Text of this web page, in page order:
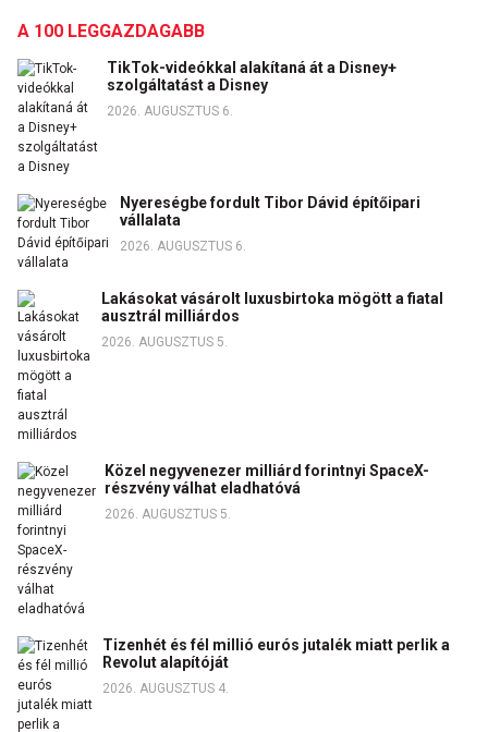
A 100 LEGGAZDAGABB
TikTok-videókkal alakítaná át a Disney+
szolgáltatást a Disney
2026. AUGUSZTUS 6.
Nyereségbe fordult Tibor Dávid építőipari
vállalata
2026. AUGUSZTUS 6.
Lakásokat vásárolt luxusbirtoka mögött a fiatal
ausztrál milliárdos
2026. AUGUSZTUS 5.
Közel negyvenezer milliárd forintnyi SpaceX-
részvény válhat eladhatóvá
2026. AUGUSZTUS 5.
Tizenhét és fél millió eurós jutalék miatt perlik a
Revolut alapítóját
2026. AUGUSZTUS 4.